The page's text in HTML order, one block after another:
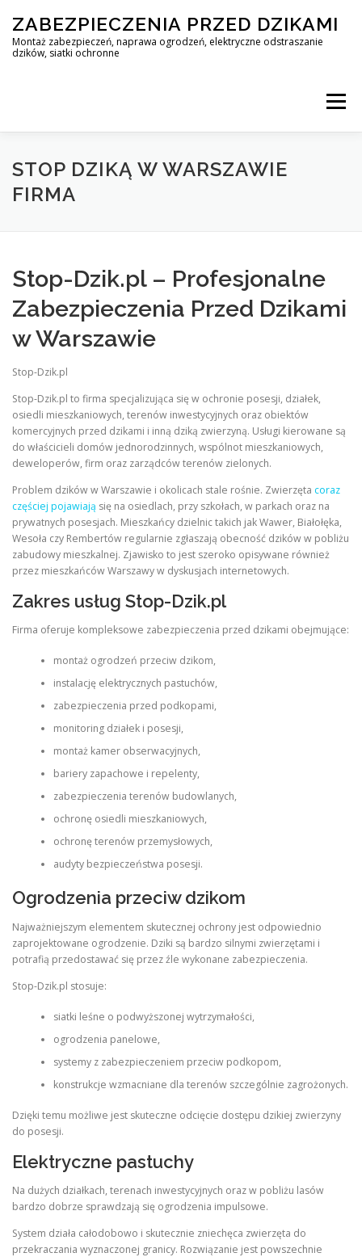
content
ZABEZPIECZENIA PRZED DZIKAMI
Montaż zabezpieczeń, naprawa ogrodzeń, elektryczne odstraszanie
dzików, siatki ochronne
Menu
STOP DZIK
ZABEZPIECZENIA PRZED DZIKAMI BLOG
KONTAKT
STOP DZIKĄ W WARSZAWIE
FIRMA
Stop-Dzik.pl – Profesjonalne
Zabezpieczenia Przed Dzikami
w Warszawie
Stop-Dzik.pl
Stop-Dzik.pl to firma specjalizująca się w ochronie posesji, działek,
osiedli mieszkaniowych, terenów inwestycyjnych oraz obiektów
komercyjnych przed dzikami i inną dziką zwierzyną. Usługi kierowane są
do właścicieli domów jednorodzinnych, wspólnot mieszkaniowych,
deweloperów, firm oraz zarządców terenów zielonych.
Problem dzików w Warszawie i okolicach stale rośnie. Zwierzęta coraz
częściej pojawiają się na osiedlach, przy szkołach, w parkach oraz na
prywatnych posesjach. Mieszkańcy dzielnic takich jak Wawer, Białołęka,
Wesoła czy Rembertów regularnie zgłaszają obecność dzików w pobliżu
zabudowy mieszkalnej. Zjawisko to jest szeroko opisywane również
przez mieszkańców Warszawy w dyskusjach internetowych.
Zakres usług Stop-Dzik.pl
Firma oferuje kompleksowe zabezpieczenia przed dzikami obejmujące:
montaż ogrodzeń przeciw dzikom,
instalację elektrycznych pastuchów,
zabezpieczenia przed podkopami,
monitoring działek i posesji,
montaż kamer obserwacyjnych,
bariery zapachowe i repelenty,
zabezpieczenia terenów budowlanych,
ochronę osiedli mieszkaniowych,
ochronę terenów przemysłowych,
audyty bezpieczeństwa posesji.
Ogrodzenia przeciw dzikom
Najważniejszym elementem skutecznej ochrony jest odpowiednio
zaprojektowane ogrodzenie. Dziki są bardzo silnymi zwierzętami i
potrafią przedostawać się przez źle wykonane zabezpieczenia.
Stop-Dzik.pl stosuje:
siatki leśne o podwyższonej wytrzymałości,
ogrodzenia panelowe,
systemy z zabezpieczeniem przeciw podkopom,
konstrukcje wzmacniane dla terenów szczególnie zagrożonych.
Dzięki temu możliwe jest skuteczne odcięcie dostępu dzikiej zwierzyny
do posesji.
Elektryczne pastuchy
Na dużych działkach, terenach inwestycyjnych oraz w pobliżu lasów
bardzo dobrze sprawdzają się ogrodzenia impulsowe.
System działa całodobowo i skutecznie zniechęca zwierzęta do
przekraczania wyznaczonej granicy. Rozwiązanie jest powszechnie